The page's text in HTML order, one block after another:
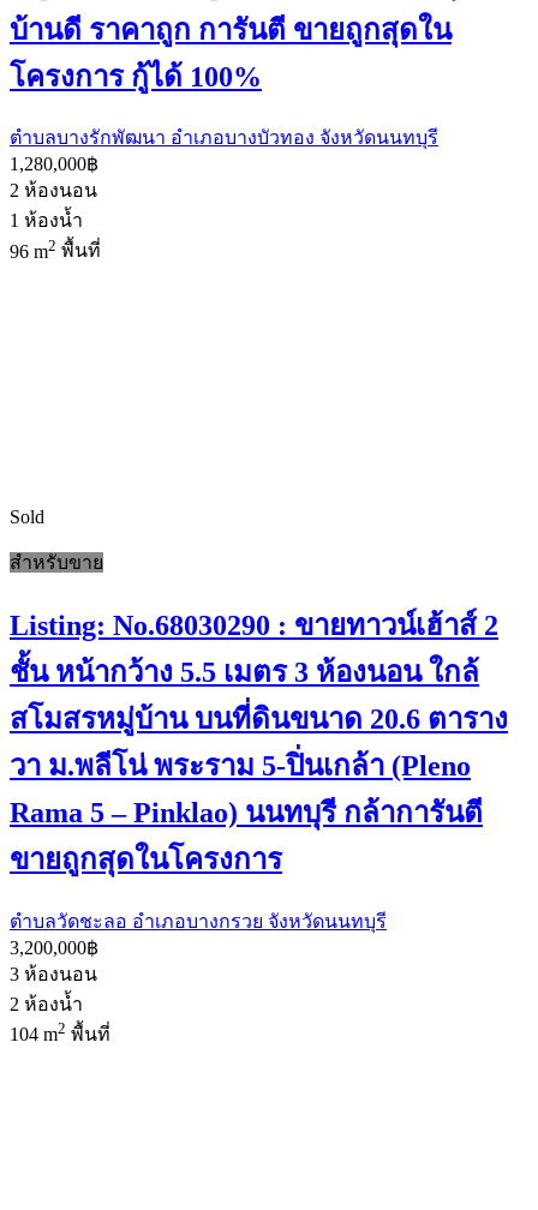
บ้านดี ราคาถูก การันตี ขายถูกสุดใน
โครงการ กู้ได้ 100%
ตำบลบางรักพัฒนา อำเภอบางบัวทอง จังหวัดนนทบุรี
1,280,000฿
2 ห้องนอน
1 ห้องน้ำ
96 m2 พื้นที่
Sold
สำหรับขาย
Listing: No.68030290 : ขายทาวน์เฮ้าส์ 2
ชั้น หน้ากว้าง 5.5 เมตร 3 ห้องนอน ใกล้
สโมสรหมู่บ้าน บนที่ดินขนาด 20.6 ตาราง
วา ม.พลีโน่ พระราม 5-ปิ่นเกล้า (Pleno
Rama 5 – Pinklao) นนทบุรี กล้าการันตี
ขายถูกสุดในโครงการ
ตำบลวัดชะลอ อำเภอบางกรวย จังหวัดนนทบุรี
3,200,000฿
3 ห้องนอน
2 ห้องน้ำ
104 m2 พื้นที่